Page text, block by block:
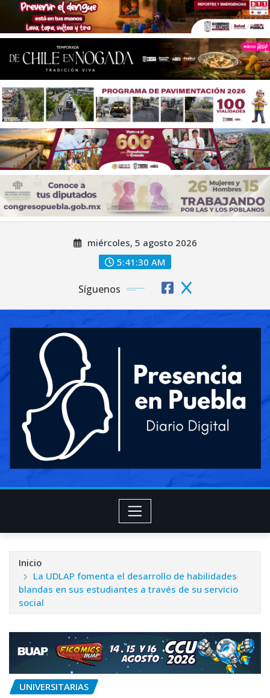
miércoles, 5 agosto 2026
5:41:32 AM
Síguenos
Inicio
La UDLAP fomenta el desarrollo de habilidades
blandas en sus estudiantes a través de su servicio
social
UNIVERSITARIAS